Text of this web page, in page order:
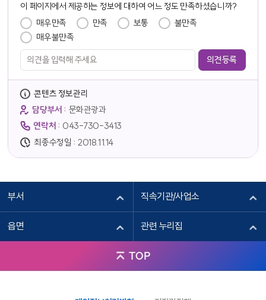
4 육영수 생가
위치보기
5 박규리낙지촌
이 페이지에서 제공하는 정보에 대하여 어느 정도 만족하셨습니까?
매우만족 만족 보통
불만족
매우불만족
콘텐츠 정보관리
담당부서 : 문화관광과
연락처 : 043-730-3413
최종수정일 : 2018.11.14
부서 직속기관/사업소
읍면 관련 누리집
TOP